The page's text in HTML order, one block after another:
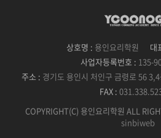
상호명 : 용인요리학원 대
사업자등록번호 : 135-
주소 : 경기도 용인시 처인구 금령로 56
FAX :
COPYRIGHT(C) 용인요리학원 ALL
sinbiweb